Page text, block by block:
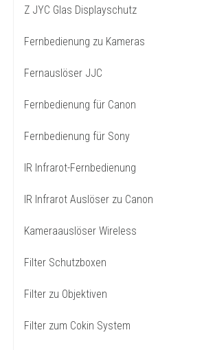
Z JYC Glas Displayschutz
Fernbedienung zu Kameras
Fernauslöser JJC
Fernbedienung für Canon
Fernbedienung für Sony
IR Infrarot-Fernbedienung
IR Infrarot Auslöser zu Canon
Kameraauslöser Wireless
Filter Schutzboxen
Filter zu Objektiven
Filter zum Cokin System